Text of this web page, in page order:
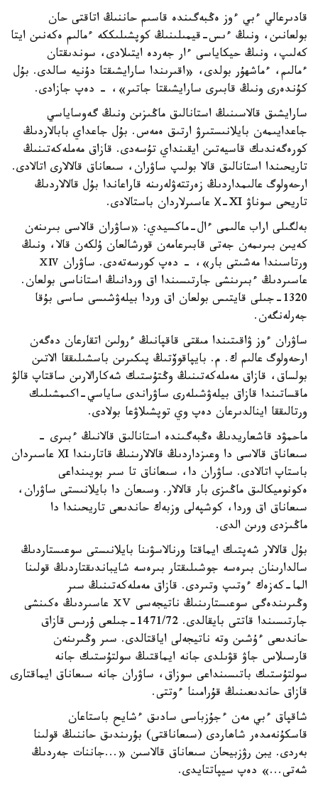
قادىرعالي ءبي ءوز ەڭبەگىندە قاسىم حاننىڭ اتاقتى حان
بولعانىن، ونىڭ ءىس-قيمىلىنىڭ كوپشىلىككە ءمالىم ەكەنىن ايتا
كەلىپ، ونىڭ حيكاياسى ءار جەردە ايتىلادى، سوندىقتان
ءمالىم، ءماشھۇر بولدى، «اقىرىندا سارايشىقتا دۇنيە سالدى. بۇل
كۇندەرى ونىڭ قابىرى سارايشىقتا جاتىر»، - دەپ جازادى.
سارايشىق قالاسىنىڭ استانالىق ماڭىزىن ونىڭ گەوساياسي
جاعدايىمەن بايلانىستىرۋ ارتىق ەمەس. بۇل جاعداي بابالاردىڭ
كورەگەندىك قاسيەتىن ايقىنداي تۇسەدى. قازاق مەملەكەتىنىڭ
تاريحىندا استانالىق قالا بولىپ ساۋران، سىعاناق قالالارى اتالادى.
ارحەولوگ عالىمداردىڭ زەرتتەۋلەرىنە قاراعاندا بۇل قالالاردىڭ
تاريحى سوناۋ Х-XI عاسىرلاردان باستالادى.
بەلگىلى اراب عالىمى ءال-ماكسيدي: «ساۋران قالاسى بىرىنەن
كەيىن بىرىمەن جەتى قابىرعامەن قورشالعان ۇلكەن قالا، ونىڭ
ورتاسىندا مەشىتى بار»، - دەپ كورسەتەدى. ساۋران ⅩⅣ
عاسىردىڭ ءبىرىنشى جارتىسىندا اق وردانىڭ استاناسى بولعان.
1320-جىلى قايتىس بولعان اق وردا بيلەۋشىسى ساسى بۇقا
جەرلەنگەن.
ساۋران ءوز ۋاقىتىندا مىقتى قاقپانىڭ ءرولىن اتقارعان دەگەن
ارحەولوگ عالىم ك. م. بايپاقوۆتىڭ پىكىرىن باسشىلىققا الاتىن
بولساق، قازاق مەملەكەتىنىڭ وڭتۇستىك شەكارالارىن ساقتاپ قالۋ
ماقساتىندا قازاق بيلەۋشىلەرى ساۋراندى ساياسي-اكىمشىلىك
ورتالىققا اينالدىرعان دەپ وي توپشىلاۋعا بولادى.
ماحمۋد قاشعاريدىڭ ەڭبەگىندە استانالىق قالانىڭ ءبىرى -
سىعاناق قالاسى دا وعىزداردىڭ قالالارىنىڭ قاتارىندا ХI عاسىردان
باستاپ اتالادى. ساۋران دا، سىعاناق تا سىر بويىنداعى
ەكونوميكالىق ماڭىزى بار قالالار. وسىعان دا بايلانىستى ساۋران،
سىعاناق اق وردا، كوشپەلى وزبەك حاندىعى تاريحىندا دا
ماڭىزدى ورىن الدى.
بۇل قالالار شەپتىك ايماقتا ورنالاسۋىنا بايلانىستى سوعىستاردىڭ
سالدارىنان بىرەسە جوشىلىقتار بىرەسە شايباندىقتاردىڭ قولىنا
الما-كەزەك ءوتىپ وتىردى. قازاق مەملەكەتىنىڭ سىر
وڭىرىندەگى سوعىستارىنىڭ ناتيجەسى ⅩⅤ عاسىردىڭ ەكىنشى
جارتىسىندا قاتتى بايقالدى. 1471/72-جىلعى ۇرىس قازاق
حاندىعى ءۇشىن وتە ناتيجەلى اياقتالدى. سىر وڭىرىنەن
قارسىلاس جاۋ قۋىلدى جانە ايماقتىڭ سولتۇستىك جانە
سولتۇستىك باتىسىنداعى سوزاق، ساۋران جانە سىعاناق ايماقتارى
قازاق حاندىعىنىڭ قۇرامىنا ءوتتى.
شاقپاق ءبي مەن ءجۇزباسى سادىق ءشايح باستاعان
قاسكۇنەمدەر شاھاردى (سىعاناقتى) بۇرىندىق حاننىڭ قولىنا
بەردى. يبن رۋزبيحان سىعاناق قالاسىن «...جاننات جەردىڭ
شەتى...» دەپ سيپاتتايدى.